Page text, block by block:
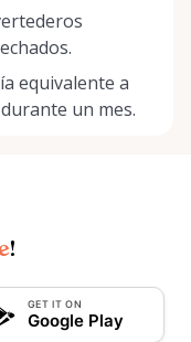
equivalente a
un mes.
!
GET IT ON
Google Play